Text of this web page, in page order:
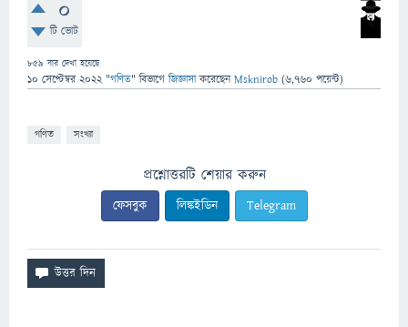
0
টি ভোট
859 বার দেখা হয়েছে
10 সেপ্টেম্বর 2022 "গণিত" বিভাগে জিজ্ঞাসাকরেছেনMsknirob (6,760 পয়েন্ট)
গণিত সংখ্যা
প্রশ্নোত্তরটি শেয়ার করুন
ফেসবুক লিঙ্কইডিন Telegram